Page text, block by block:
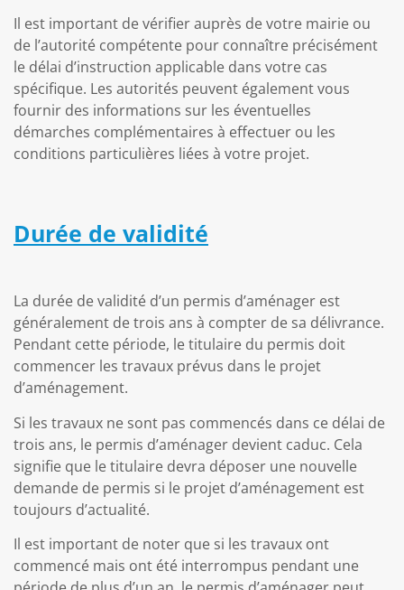
Il est important de vérifier auprès de votre mairie ou
de l’autorité compétente pour connaître précisément
le délai d’instruction applicable dans votre cas
spécifique. Les autorités peuvent également vous
fournir des informations sur les éventuelles
démarches complémentaires à effectuer ou les
conditions particulières liées à votre projet.
Durée de validité
La durée de validité d’un permis d’aménager est
généralement de trois ans à compter de sa délivrance.
Pendant cette période, le titulaire du permis doit
commencer les travaux prévus dans le projet
d’aménagement.
Si les travaux ne sont pas commencés dans ce délai de
trois ans, le permis d’aménager devient caduc. Cela
signifie que le titulaire devra déposer une nouvelle
demande de permis si le projet d’aménagement est
toujours d’actualité.
Il est important de noter que si les travaux ont
commencé mais ont été interrompus pendant une